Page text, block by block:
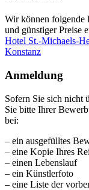
Wir können folgende
und günstiger Preise
Hotel St.-Michaels-
Konstanz
Anmeldung
Sofern Sie sich nicht
Sie bitte Ihrer
bei:
– ein ausgefülltes
– eine Kopie Ihres
– einen Lebenslauf
– ein Künstlerfoto
– eine Liste der